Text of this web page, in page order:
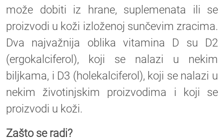
može dobiti iz hrane, suplemenata ili se
proizvodi u koži izloženoj sunčevim zracima.
Dva najvažnija oblika vitamina D su D2
(ergokalciferol), koji se nalazi u nekim
biljkama, i D3 (holekalciferol), koji se nalazi u
nekim životinjskim proizvodima i koji se
proizvodi u koži.
Zašto se radi?